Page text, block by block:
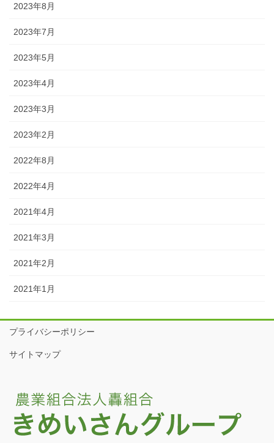
2023年8月
2023年7月
2023年5月
2023年4月
2023年3月
2023年2月
2022年8月
2022年4月
2021年4月
2021年3月
2021年2月
2021年1月
プライバシーポリシー
サイトマップ